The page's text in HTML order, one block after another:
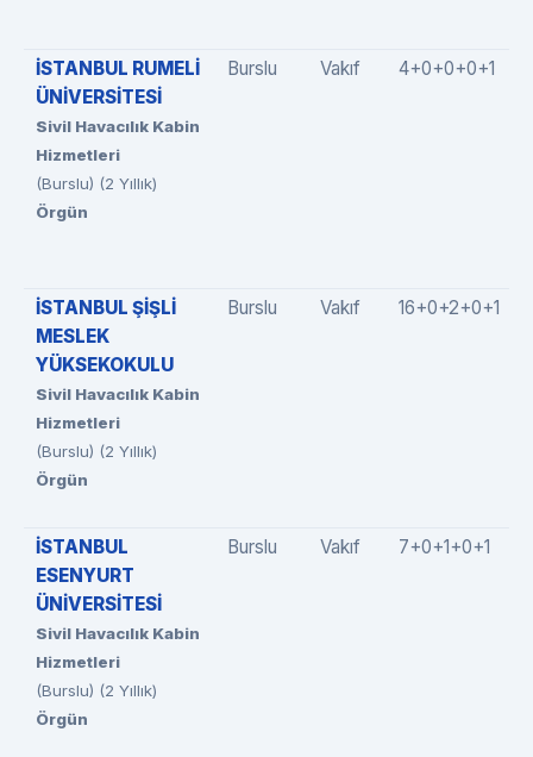
İSTANBUL RUMELİ
ÜNİVERSİTESİ
Sivil Havacılık Kabin
Hizmetleri
(Burslu) (2 Yıllık)
Örgün
Burslu Vakıf 4+0+0+0+1
İSTANBUL ŞİŞLİ
MESLEK
YÜKSEKOKULU
Sivil Havacılık Kabin
Hizmetleri
(Burslu) (2 Yıllık)
Örgün
Burslu Vakıf 16+0+2+0+1
İSTANBUL
ESENYURT
ÜNİVERSİTESİ
Sivil Havacılık Kabin
Hizmetleri
(Burslu) (2 Yıllık)
Örgün
Burslu Vakıf 7+0+1+0+1